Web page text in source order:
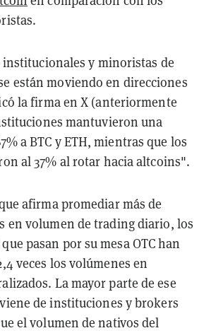
institucionales y minoristas de
están moviendo en direcciones
la firma en X (anteriormente
mantuvieron una
a BTC y ETH, mientras que los
al 37% al rotar hacia altcoins".
afirma promediar más de
en volumen de trading diario, los
pasan por su mesa OTC han
veces los volúmenes en
La mayor parte de ese
de instituciones y brokers
el volumen de nativos del